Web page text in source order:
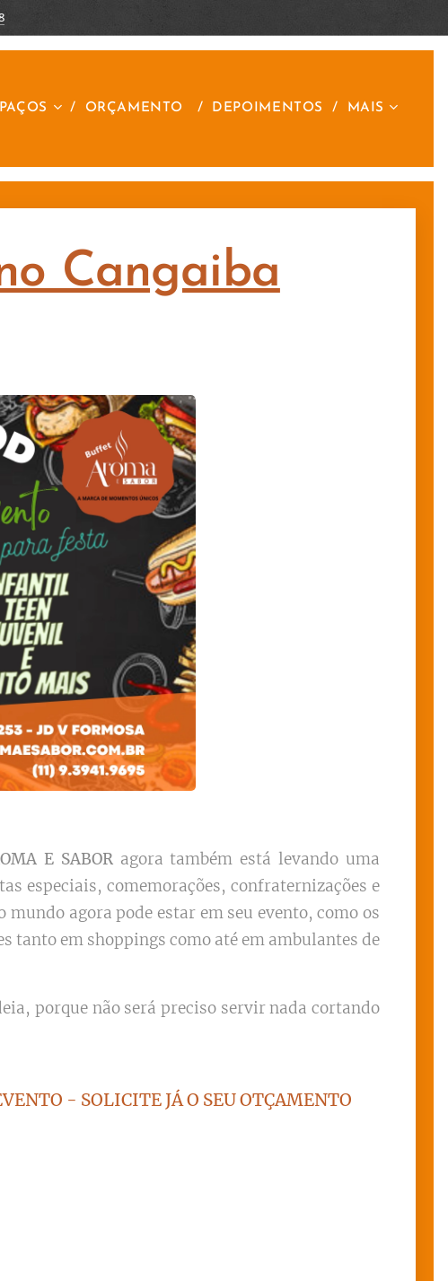
ORÇAMENTO DEPOIMENTOS MAIS
Cangaiba
E SABORagora também está levando uma
especiais, comemorações, confraternizações e
mundo agora pode estar em seu evento, como os
tanto em shoppings como até em ambulantes de
porque não será preciso servir nada cortando
- SOLICITE JÁ O SEU OTÇAMENTO